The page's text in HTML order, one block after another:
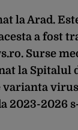
la Arad.
a fost
Surse
la Spitalul
varianta
2023-2026